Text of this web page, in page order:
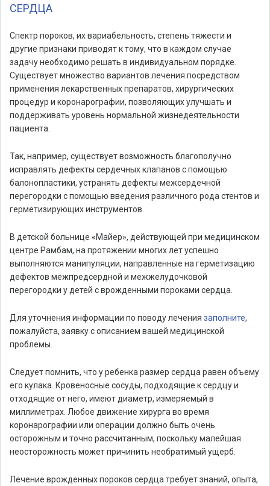
СЕРДЦА
Спектр пороков, их вариабельность, степень тяжести и
другие признаки приводят к тому, что в каждом случае
задачу необходимо решать в индивидуальном порядке.
Существует множество вариантов лечения посредством
применения лекарственных препаратов, хирургических
процедур и коронарографии, позволяющих улучшать и
поддерживать уровень нормальной жизнедеятельности
пациента.
Так, например, существует возможность благополучно
исправлять дефекты сердечных клапанов с помощью
балонопластики, устранять дефекты межсердечной
перегородки с помощью введения различного рода стентов и
герметизирующих инструментов.
В детской больнице «Майер», действующей при медицинском
центре Рамбам, на протяжении многих лет успешно
выполняются манипуляции, направленные на герметизацию
дефектов межпредсердной и межжелудочковой
перегородки у детей с врожденными пороками сердца.
Для уточнения информации по поводу лечения заполните,
пожалуйста, заявку с описанием вашей медицинской
проблемы.
Следует помнить, что у ребенка размер сердца равен объему
его кулака. Кровеносные сосуды, подходящие к сердцу и
отходящие от него, имеют диаметр, измеряемый в
миллиметрах. Любое движение хирурга во время
коронарографии или операции должно быть очень
осторожным и точно рассчитанным, поскольку малейшая
неосторожность может причинить необратимый ущерб.
Лечение врожденных пороков сердца требует знаний, опыта,